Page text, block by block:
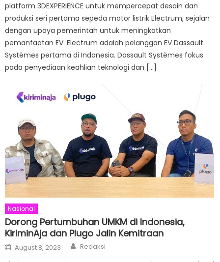
platform 3DEXPERIENCE untuk mempercepat desain dan
produksi seri pertama sepeda motor listrik Electrum, sejalan
dengan upaya pemerintah untuk meningkatkan
pemanfaatan EV. Electrum adalah pelanggan EV Dassault
Systèmes pertama di Indonesia. Dassault Systèmes fokus
pada penyediaan keahlian teknologi dan […]
Nasional
Dorong Pertumbuhan UMKM di Indonesia,
KiriminAja dan Plugo Jalin Kemitraan
Posted
on
August 8, 2023 Author
Redaksi